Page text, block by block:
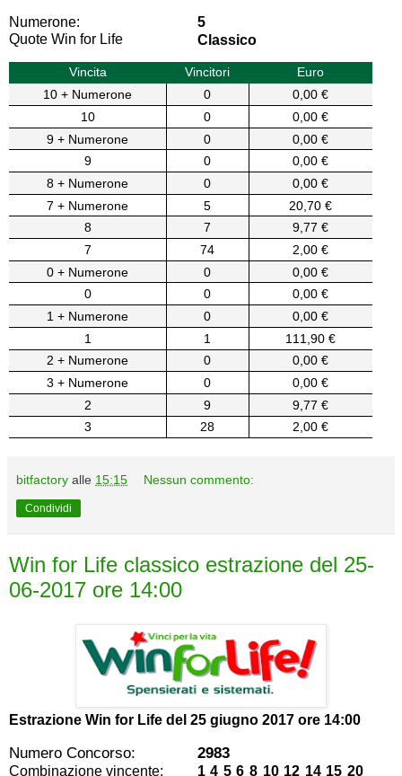
Numerone:
5
Quote Win for Life
Classico
Vincita Vincitori
Euro
10 + Numerone
0
0,00 €
10
0
0,00 €
9 + Numerone
0
0,00 €
9
0
0,00 €
8 + Numerone
0
0,00 €
7 + Numerone
5
20,70 €
8
7
9,77 €
7
74
2,00 €
0 + Numerone
0
0,00 €
0
0
0,00 €
1 + Numerone
0
0,00 €
1
1
111,90 €
2 + Numerone
0
0,00 €
3 + Numerone
0
0,00 €
2
9
9,77 €
3
28 2,00 €
bitfactory alle 15:15 Nessun commento:
Condividi
Win for Life classico estrazione del 25-
06-2017 ore 14:00
Estrazione Win for Life del 25 giugno 2017 ore 14:00
Numero Concorso: 2983
Combinazione vincente:
1 4 5 6 8 10 12 14 15 20